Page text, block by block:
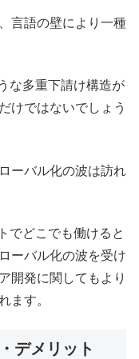
言語の壁により一種
な多重下請け構造が
けではないでしょう
ーバル化の波は訪れ
でどこでも働けると
ーバル化の波を受け
開発に関してもより
ます。
デメリット